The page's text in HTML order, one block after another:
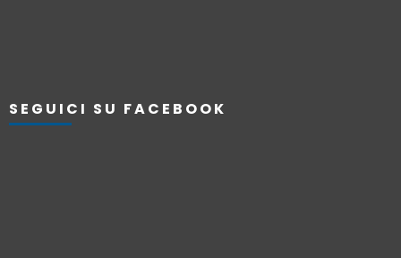
SEGUICI SU FACEBOOK